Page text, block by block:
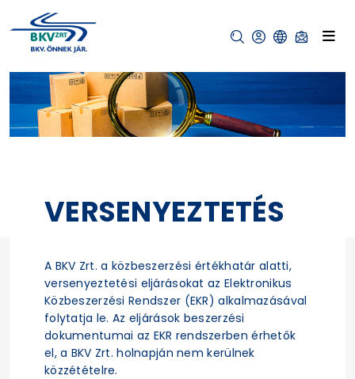
VERSENYEZTETÉS
A BKV Zrt. a közbeszerzési értékhatár alatti,
versenyeztetési eljárásokat az Elektronikus
Közbeszerzési Rendszer (EKR) alkalmazásával
folytatja le. Az eljárások beszerzési
dokumentumai az EKR rendszerben érhetők
el, a BKV Zrt. holnapján nem kerülnek
közzétételre.